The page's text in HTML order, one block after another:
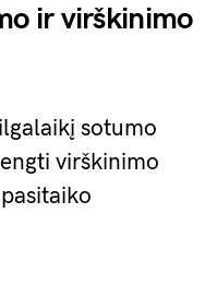
ir virškinimo
sotumo
virškinimo